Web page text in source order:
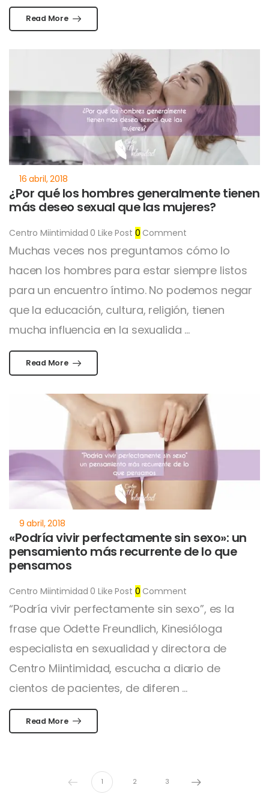
Read More
¿Por qué los hombres generalmente tienen
más deseo sexual que las mujeres?
Centro Miintimidad 0 Like Post 0 Comment
Muchas veces nos preguntamos cómo lo
hacen los hombres para estar siempre listos
para un encuentro íntimo. No podemos negar
que la educación, cultura, religión, tienen
mucha influencia en la sexualida ...
Read More
«Podría vivir perfectamente sin sexo»: un
pensamiento más recurrente de lo que
pensamos
Centro Miintimidad 0 Like Post 0 Comment
“Podría vivir perfectamente sin sexo”, es la
frase que Odette Freundlich, Kinesióloga
especialista en sexualidad y directora de
Centro Miintimidad, escucha a diario de
cientos de pacientes, de diferen ...
Read More
1 2 3